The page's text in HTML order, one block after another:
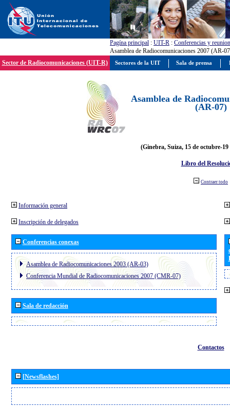
Pagína principal : UIT-R : Conferencias y
Asamblea de Radiocomunicaciones 2007 (AR-
Sector de Radiocomunicaciones (UIT-R)
Asamblea de
(AR-07)
(Ginebra, Suiza, 15 de octubre-19
Libro del
Contraer todo
Información general
Inscripción de delegados
Conferencias conexas
Asamblea de Radiocomunicaciones 2003 (AR-03)
Conferencia Mundial de Radiocomunicaciones 2007 (CMR-07)
Sala de redacción
Contactos
[Newsflashes]
Sectores de la UIT Sala de prensa